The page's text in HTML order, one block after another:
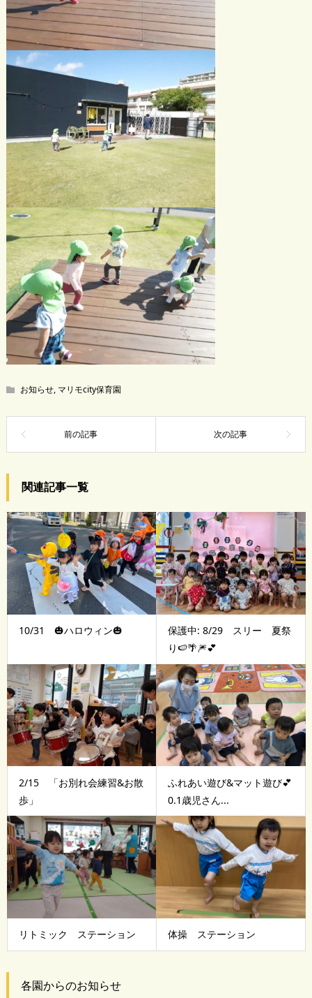
お知らせ, マリモcity保育園
関連記事一覧
10/31 🎃ハロウィン🎃
保護中: 8/29 スリー 夏祭
り🍉🌴🎆💕
2/15 「お別れ会練習&お散
歩」
ふれあい遊び&マット遊び💕
0.1歳児さん...
リトミック ステーション 体操 ステーション
各園からのお知らせ